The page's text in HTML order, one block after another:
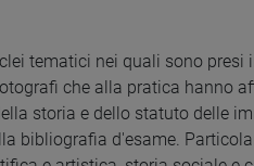
tematici nei quali sono
che alla pratica hanno
storia e dello statuto delle
bibliografia d'esame.